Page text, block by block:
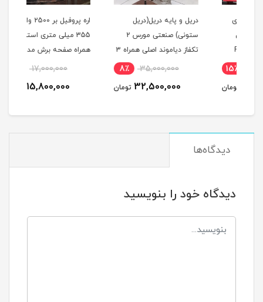
دریل و پایه دریل(دریل
ستونی) صنعتی مورس 2
تکفاز دیاموند اصلی همراه 3
نظام مدل DIAMOND J1Z-
35,000,000 8٪
32,500,000 تومان
اره پروفیل بر 2500 وات
355 میلی متری استرانگ
همراه صفحه برش مدل
STRONG STG2500 در حد 17,000,000 8٪
15,800,000 تومان
دیدگاه‌ها
دیدگاه خود را بنویسید